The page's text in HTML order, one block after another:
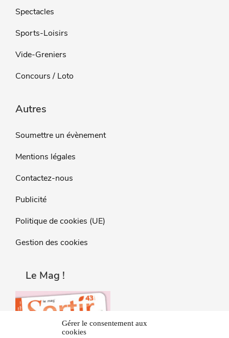
Gérer le consentement aux
cookies
Spectacles
Sports-Loisirs
Vide-Greniers
Concours / Loto
Autres
Soumettre un évènement
Mentions légales
Contactez-nous
Publicité
Politique de cookies (UE)
Gestion des cookies
Le Mag !